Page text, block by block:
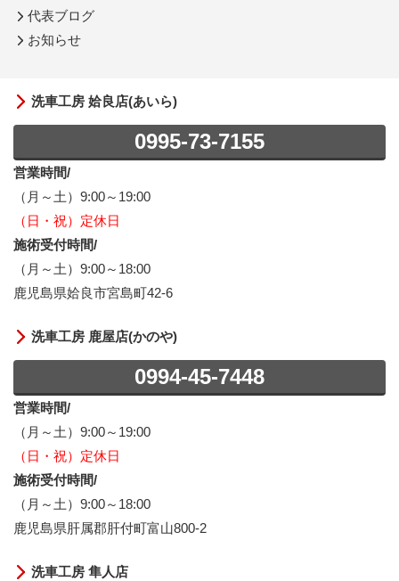
代表ブログ
お知らせ
洗車工房 姶良店(あいら)
0995-73-7155
営業時間/
（月～土）9:00～19:00
（日・祝）定休日
施術受付時間/
（月～土）9:00～18:00
鹿児島県姶良市宮島町42-6
洗車工房 鹿屋店(かのや)
0994-45-7448
営業時間/
（月～土）9:00～19:00
（日・祝）定休日
施術受付時間/
（月～土）9:00～18:00
鹿児島県肝属郡肝付町富山800-2
洗車工房 隼人店